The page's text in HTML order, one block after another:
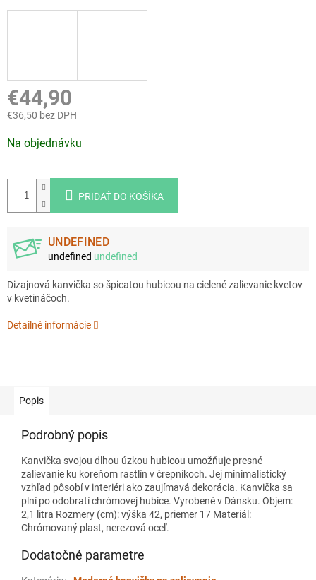
€44,90
€36,50 bez DPH
cena:
Na objednávku
PRIDAŤ DO KOŠÍKA
UNDEFINED
undefined undefined
Dizajnová kanvička so špicatou hubicou na cielené zalievanie kvetov
v kvetináčoch.
Detailné informácie
Popis
Podrobný popis
Kanvička svojou dlhou úzkou hubicou umožňuje presné
zalievanie ku koreňom rastlín v črepníkoch. Jej minimalistický
vzhľad pôsobí v interiéri ako zaujímavá dekorácia. Kanvička sa
plní po odobratí chrómovej hubice. Vyrobené v Dánsku. Objem:
2,1 litra Rozmery (cm): výška 42, priemer 17 Materiál:
Chrómovaný plast, nerezová oceľ.
Dodatočné parametre